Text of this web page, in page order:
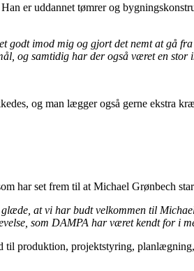
er uddannet tømrer og
imod mig og gjort det nemt at gå
og samtidig har der også været en stor
og man lægger også gerne ekstra
har set frem til at Michael Grønbech
at vi har budt velkommen til
som DAMPA har været kendt for i
produktion, projektstyring,